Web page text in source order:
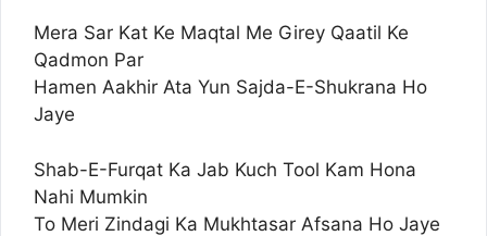
Mera Sar Kat Ke Maqtal Me Girey Qaatil Ke
Qadmon Par
Hamen Aakhir Ata Yun Sajda-E-Shukrana Ho
Jaye
Shab-E-Furqat Ka Jab Kuch Tool Kam Hona
Nahi Mumkin
To Meri Zindagi Ka Mukhtasar Afsana Ho Jaye